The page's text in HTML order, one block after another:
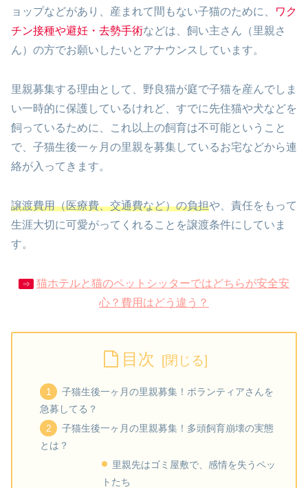
ョップなどがあり、産まれて間もない子猫のために、
ワク
チン接種や避妊・去勢手術などは、飼い主さん（里親さ
ん）の方でお願いしたいとアナウンスしています。
里親募集する理由として、野良猫が庭で子猫を産んでしま
い一時的に保護しているけれど、すでに先住猫や犬などを
飼っているために、これ以上の飼育は不可能ということ
で、子猫生後一ヶ月の里親を募集しているお宅などから連
絡が入ってきます。
譲渡費用（医療費、交通費など）の負担や、責任をもって
生涯大切に可愛がってくれることを譲渡条件にしていま
す。
⇒
猫ホテルと猫のペットシッターではどちらが安全安
心？費用はどう違う？
目次
子猫生後一ヶ月の里親募集！ボランティアさんを
急募してる？
子猫生後一ヶ月の里親募集！多頭飼育崩壊の実態
とは？
里親先はゴミ屋敷で、感情を失うペッ
トたち